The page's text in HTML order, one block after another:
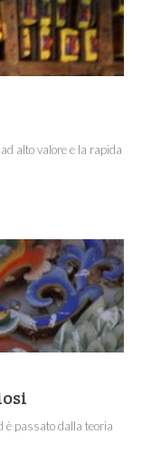
alto valore e la rapida
è passato dalla teoria